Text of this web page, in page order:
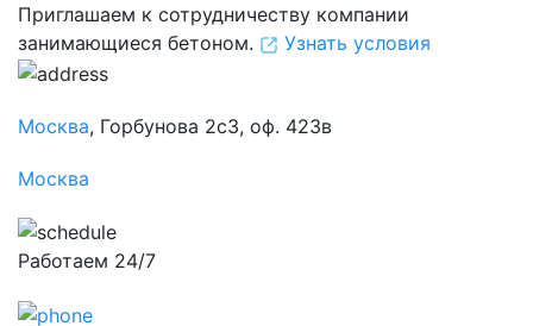
Приглашаем к сотрудничеству компании
занимающиеся бетоном.
Узнать условия
Москва, Горбунова 2с3, оф. 423в
Москва
Работаем 24/7